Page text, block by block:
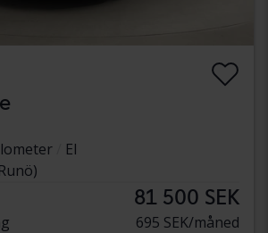
El
81 500 SEK
695 SEK/måned